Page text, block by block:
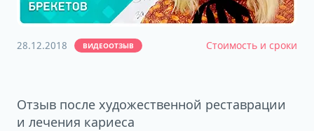
28.12.2018 ВИДЕООТЗЫВ Стоимость и сроки
Отзыв после художественной реставрации
и лечения кариеса